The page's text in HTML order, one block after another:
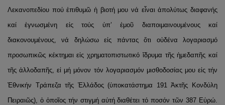
Λεκανοπεδίου πού ἐπιθυμῶ ἡ βιοτή μου νά εἶναι ἀπολύτως διαφανής
καί ἐγνωσμένη εἰς τούς ὑπ’ ἐμοῦ διαποιμαινουμένους καί
διακονουμένους, νά δηλώσω εἰς πάντας ὅτι οὐδένα λογαριασμό
προσωπικῶς κέκτημαι εἰς χρηματοπιστωτικό ἵδρυμα τῆς ἡμεδαπῆς καί
τῆς ἀλλοδαπῆς, εἰ μή μόνον τόν λογαριασμόν μισθοδοσίας μου εἰς τήν
Ἐθνικήν Τράπεζα τῆς Ἑλλάδος (ὑποκατάστημα 191 Ἀκτῆς Κονδύλη
Πειραιῶς), ὁ ὁποῖος τήν στιγμή αὐτή διαθέτει τό ποσόν τῶν 387 Εὐρώ.